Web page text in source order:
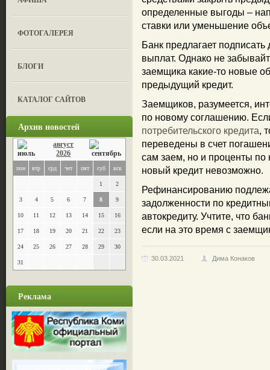
ФОТОГАЛЕРЕЯ
БЛОГИ
КАТАЛОГ САЙТОВ
Архив новостей
август
2026
пон втр срд чет пят суб вск
1 2
3 4 5 6 7 8 9
10 11 12 13 14 15 16
17 18 19 20 21 22 23
24 25 26 27 28 29 30
31
Реклама
определенные выгоды –
ставки или уменьшение
Банк предлагает
выплат. Однако не
заемщика какие-то новые
предыдущий кредит.
Заемщиков, разумеется,
по новому соглашению.
потребительского кредита,
переведены в счет
сам заем, но и проценты по
новый кредит невозможно.
Рефинансированию
задолженности по
автокредиту. Учтите, что
если на это время с
30.03.2021 Дима Конаков